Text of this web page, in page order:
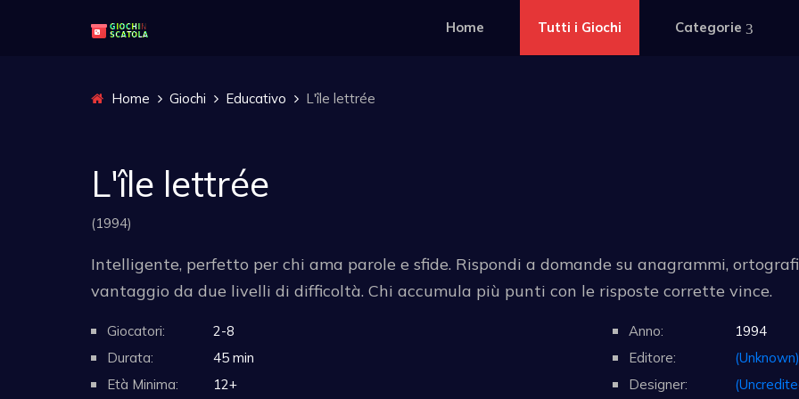
Home Tutti i Giochi Categorie
Home Giochi Educativo L'île lettrée
L'île lettrée
(1994)
Intelligente, perfetto per chi ama parole e sfide. Rispondi a domande su anagrammi,
vantaggio da due livelli di difficoltà. Chi accumula più punti con le risposte corrette vince.
Giocatori:
2-8
Durata:
45 min
Età Minima:
12+
Anno:
1994
Editore:
(Unknown)
Designer: